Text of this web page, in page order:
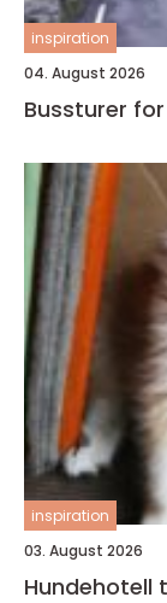
inspiration
04. August 2026
Bussturer
inspiration
03. August 2026
Hundehotell trygg og fleksibel pass av hund